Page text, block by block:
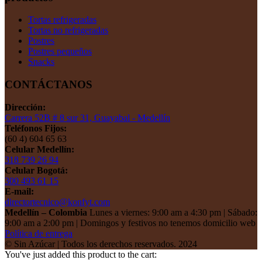
Tortas refrigeradas
Tortas no refrigeradas
Postres
Postres pequeños
Snacks
CONTÁCTANOS
Dirección:
Carrera 52B # 8 sur 31, Guayabal - Medellín
Teléfonos Fijos:
(60 4) 604 65 63
Celular Medellín:
318 739 26 94
Celular Bogotá:
300 493 61 15
E-mail:
directortecnico@konfyt.com
Medellín – Colombia Lunes a viernes: 9:00 am a 4:30 pm | Sábado:
9:00 am a 2:00 pm | Domingos y festivos no tenemos domicilio web
Política de entrega
© Sin Azúcar | Todos los derechos reservados. 2024
You've just added this product to the cart: